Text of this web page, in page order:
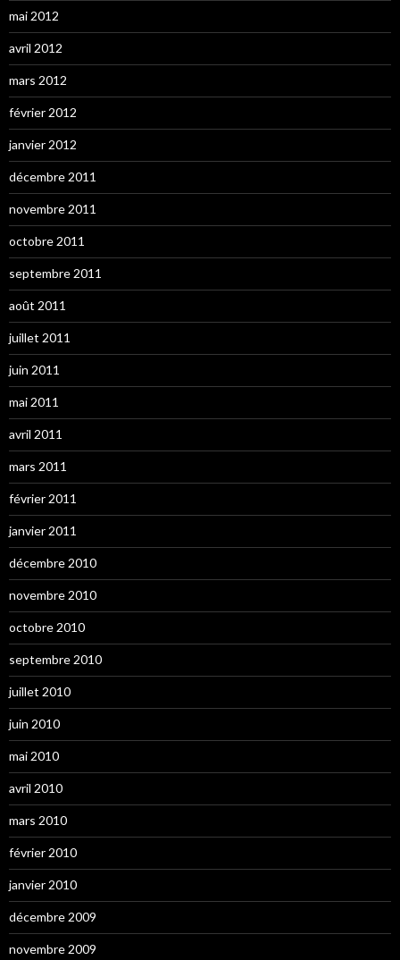
mai 2012
avril 2012
mars 2012
février 2012
janvier 2012
décembre 2011
novembre 2011
octobre 2011
septembre 2011
août 2011
juillet 2011
juin 2011
mai 2011
avril 2011
mars 2011
février 2011
janvier 2011
décembre 2010
novembre 2010
octobre 2010
septembre 2010
juillet 2010
juin 2010
mai 2010
avril 2010
mars 2010
février 2010
janvier 2010
décembre 2009
novembre 2009